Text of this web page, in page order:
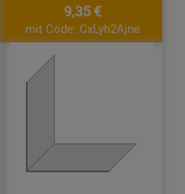
9,35 €
mit Code: CxLyh2Ajne